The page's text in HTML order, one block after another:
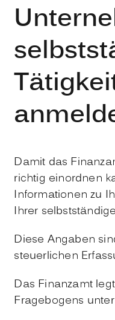
Damit das
richtig einordnen
Informationen zu
Ihrer
Diese Angaben
steuerlichen
Das Finanzamt
Fragebogens